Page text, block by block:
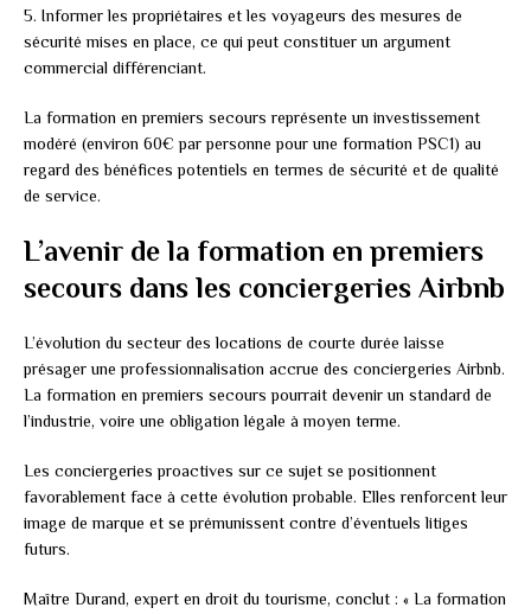
5. Informer les propriétaires et les voyageurs des mesures de
sécurité mises en place, ce qui peut constituer un argument
commercial différenciant.
La formation en premiers secours représente un investissement
modéré (environ 60€ par personne pour une formation PSC1) au
regard des bénéfices potentiels en termes de sécurité et de qualité
de service.
L’avenir de la formation en premiers
secours dans les conciergeries Airbnb
L’évolution du secteur des locations de courte durée laisse
présager une professionnalisation accrue des conciergeries Airbnb.
La formation en premiers secours pourrait devenir un standard de
l’industrie, voire une obligation légale à moyen terme.
Les conciergeries proactives sur ce sujet se positionnent
favorablement face à cette évolution probable. Elles renforcent leur
image de marque et se prémunissent contre d’éventuels litiges
futurs.
Maître Durand, expert en droit du tourisme, conclut : « La formation